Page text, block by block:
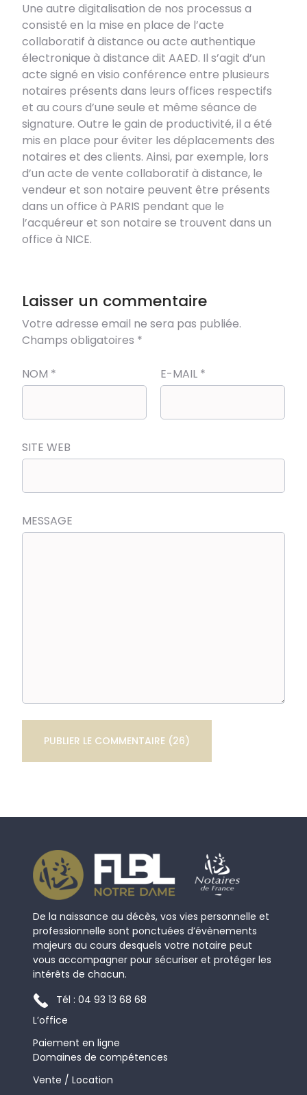
Une autre digitalisation de nos processus a
consisté en la mise en place de l’acte
collaboratif à distance ou acte authentique
électronique à distance dit AAED. Il s’agit d’un
acte signé en visio conférence entre plusieurs
notaires présents dans leurs offices respectifs
et au cours d’une seule et même séance de
signature. Outre le gain de productivité, il a été
mis en place pour éviter les déplacements des
notaires et des clients. Ainsi, par exemple, lors
d’un acte de vente collaboratif à distance, le
vendeur et son notaire peuvent être présents
dans un office à PARIS pendant que le
l’acquéreur et son notaire se trouvent dans un
office à NICE.
Laisser un commentaire
Votre adresse email ne sera pas publiée.
Champs obligatoires *
NOM * E-MAIL *
SITE WEB
MESSAGE
De la naissance au décès, vos vies personnelle et
professionnelle sont ponctuées d’évènements
majeurs au cours desquels votre notaire peut
vous accompagner pour sécuriser et protéger les
intérêts de chacun.
Tél : 04 93 13 68 68
L’office
Paiement en ligne
Domaines de compétences
Vente / Location